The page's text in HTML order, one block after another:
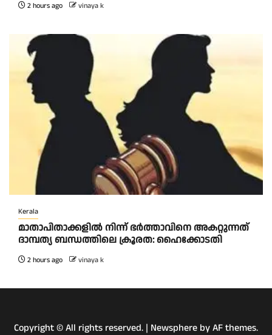
2 hours ago vinaya k
Kerala
മാതാപിതാക്കളില്‍ നിന്ന് ഭര്‍ത്താവിനെ അകറ്റുന്നത്
ദാമ്പത്യ ബന്ധത്തിലെ ക്രൂരത: ഹൈക്കോടതി
2 hours ago vinaya k
Copyright © All rights reserved. | Newsphere by AF themes.